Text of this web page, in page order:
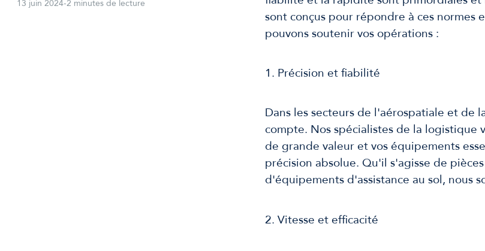
13 juin 2024-2 minutes de lecture
sont conçus pour répondre à ces normes
pouvons soutenir vos opérations :
1. Précision et fiabilité
Dans les secteurs de l'aérospatiale et de
compte. Nos spécialistes de la logistique
de grande valeur et vos équipements
précision absolue. Qu'il s'agisse de
d'équipements d'assistance au sol, nous
2. Vitesse et efficacité